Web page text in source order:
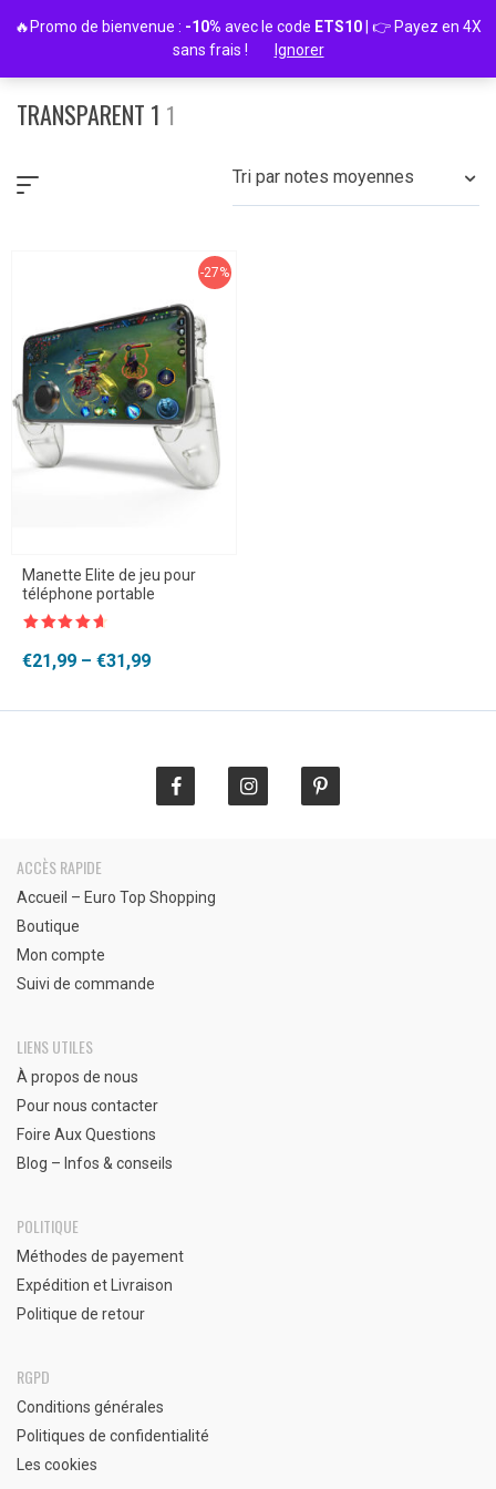
TRANSPARENT 1 1
Tri par notes moyennes
-27%
Manette Elite de jeu pour
téléphone portable
€21,99 – €31,99
Plage
ACCÈS RAPIDE
Accueil – Euro Top Shopping
Boutique
Mon compte
Suivi de commande
LIENS UTILES
À propos de nous
Pour nous contacter
Foire Aux Questions
Blog – Infos & conseils
POLITIQUE
Méthodes de payement
Expédition et Livraison
Politique de retour
RGPD
Conditions générales
Politiques de confidentialité
Les cookies
🔥Promo de bienvenue : -10% avec le code ETS10 | 👉 Payez en 4X
sans frais !
Ignorer